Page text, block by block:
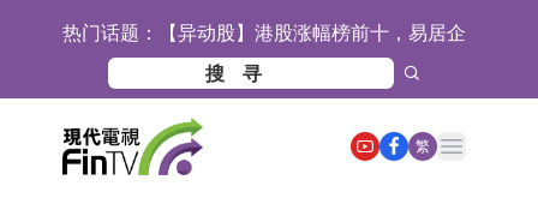
热门话题： 【异动股】港股涨幅榜前十，易居企
业控股(02048.HK)涨+52.63%，天润
云(02167.HK)涨+50.75%
宜安科技：湖南逸昊已取得关于非晶
合金项目环境影响报告表的批复
石药创新(300765.SZ)子公司SYS6037
注射液获美国药物还床试验批准
华兰生物：子公司华兰疫苗正在开展
繁
Open main menu